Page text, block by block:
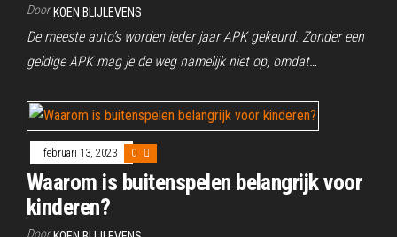
Door KOEN BLIJLEVENS
De meeste auto’s worden ieder jaar APK gekeurd. Zonder een
geldige APK mag je de weg namelijk niet op, omdat…
februari 13, 2023 0
Waarom is buitenspelen belangrijk voor
kinderen?
Door